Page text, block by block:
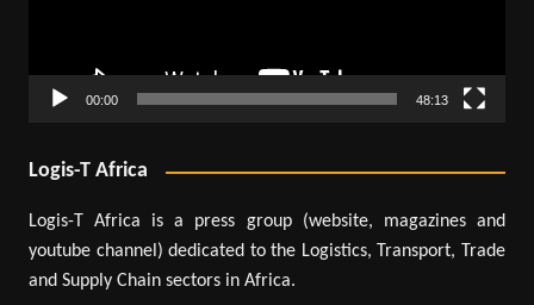
00:00 48:13
Logis-T Africa
Logis-T Africa is a press group (website, magazines and
youtube channel) dedicated to the Logistics, Transport, Trade
and Supply Chain sectors in Africa.